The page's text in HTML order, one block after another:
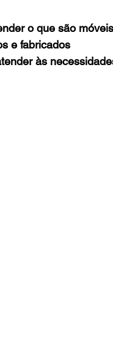
o que são móveis
e fabricados
às